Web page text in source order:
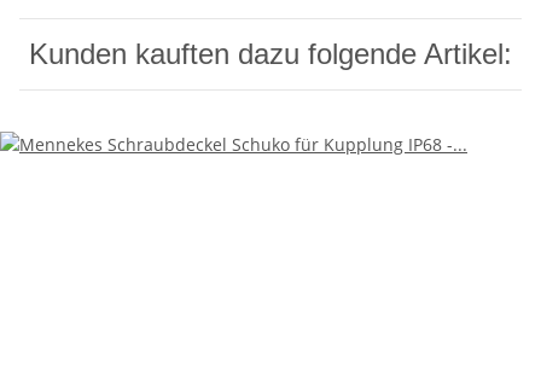
Kunden kauften dazu folgende Artikel: